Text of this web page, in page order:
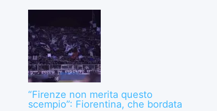
“Firenze non merita questo
scempio”: Fiorentina, che bordata